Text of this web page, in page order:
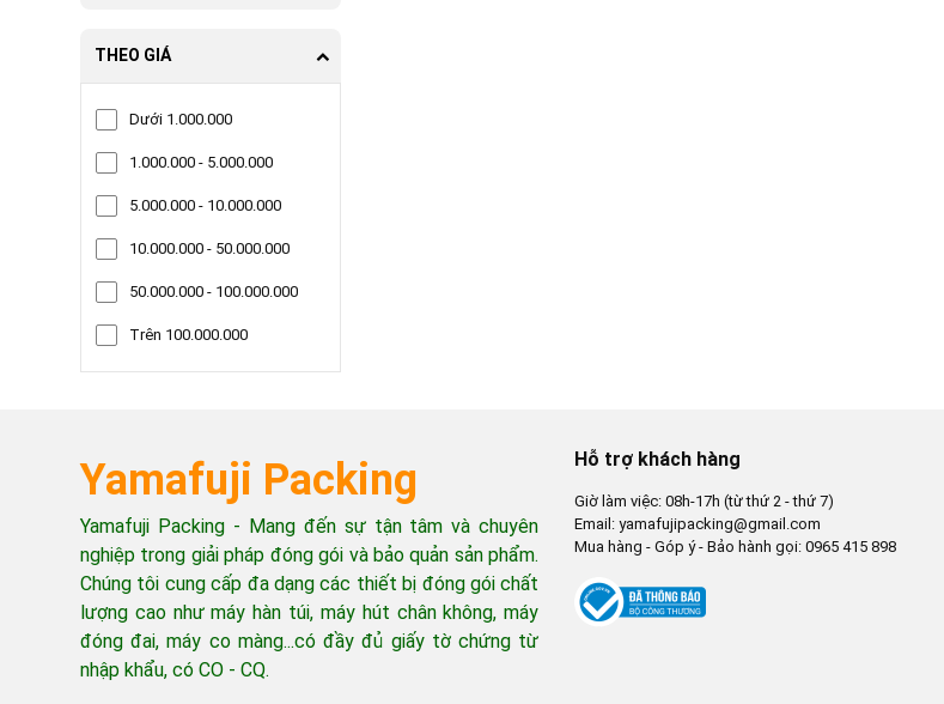
THEO GIÁ
Dưới 1.000.000
1.000.000 - 5.000.000
5.000.000 - 10.000.000
10.000.000 - 50.000.000
50.000.000 - 100.000.000
Trên 100.000.000
Yamafuji Packing
Yamafuji Packing - Mang đến sự tận tâm và chuyên
nghiệp trong giải pháp đóng gói và bảo quản sản phẩm.
Chúng tôi cung cấp đa dạng các thiết bị đóng gói chất
lượng cao như máy hàn túi, máy hút chân không, máy
đóng đai, máy co màng...có đầy đủ giấy tờ chứng từ
nhập khẩu, có CO - CQ.
Hỗ trợ khách hàng
Giờ làm việc: 08h-17h (từ thứ 2 - thứ 7)
Email: yamafujipacking@gmail.com
Mua hàng - Góp ý - Bảo hành gọi: 0965 415 898